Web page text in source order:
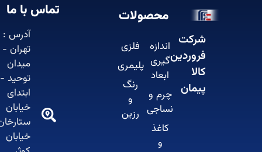
شرکت
فروردین
پیمان
محصولات
اندازه
گیری
چرم و
نساجی
فلزی
پلیمری
و
رزین
آدرس :
تهران -
میدان
توحید -
ابتدای
خیابان
ستارخان-
خیابان
تماس با ما